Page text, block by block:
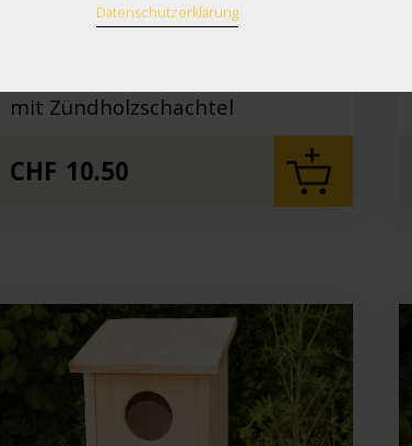
Teelicht
mit Zündholzschachtel
CHF 10.50
Datenschutzerklärung